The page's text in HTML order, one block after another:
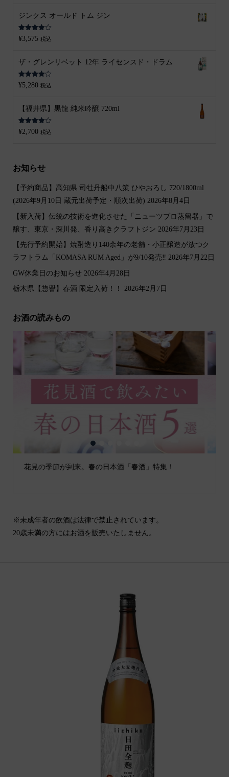
ジンクス オールド トム ジン
5段階中
4.00の評
¥3,575 税込
ザ・グレンリベット 12年 ライセンスド・ドラム
5段階中
4.00の評
¥5,280 税込
【福井県】黒龍 純米吟醸 720ml
5段階中
4.00の評
¥2,700 税込
お知らせ
【予約商品】高知県 司牡丹船中八策 ひやおろし 720/1800ml
(2026年9月10日 蔵元出荷予定・順次出荷) 2026年8月4日
【新入荷】伝統の技術を進化させた「ニューツブロ蒸留器」で
醸す、東京・深川発、香り高きクラフトジン 2026年7月23日
【先行予約開始】焼酎造り140余年の老舗・小正醸造が放つク
ラフトラム「KOMASA RUM Aged」が9/10発売‼️ 2026年7月22日
GW休業日のお知らせ 2026年4月28日
栃木県【惣譽】春酒 限定入荷！！ 2026年2月7日
お酒の読みもの
花見の季節が到来。春の日本酒「春酒」特集！
1
※未成年者の飲酒は法律で禁止されています。
20歳未満の方にはお酒を販売いたしません。